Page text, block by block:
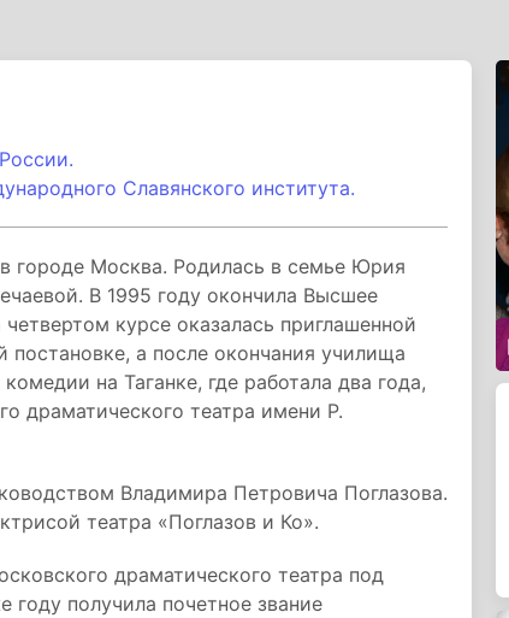
Славянского института.
городе Москва. Родилась в семье Юрия
В 1995 году окончила Высшее
курсе оказалась приглашенной
а после окончания училища
на Таганке, где работала два года,
драматического театра имени Р.
Владимира Петровича Поглазова.
театра «Поглазов и Ко».
драматического театра под
получила почетное звание